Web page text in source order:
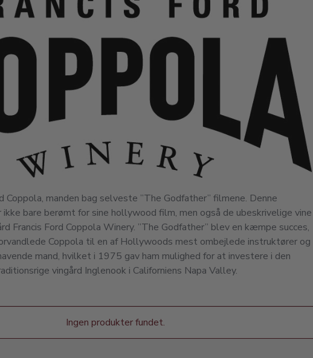
Coppola, manden bag selveste ”The Godfather” filmene. Denne
bare berømt for sine hollywood film, men også de ubeskrivelige vine
Francis Ford Coppola Winery. ”The Godfather” blev en kæmpe succes,
Coppola til en af Hollywoods mest ombejlede instruktører og
mand, hvilket i 1975 gav ham mulighed for at investere i den
vingård Inglenook i Californiens Napa Valley.
Ingen produkter fundet.